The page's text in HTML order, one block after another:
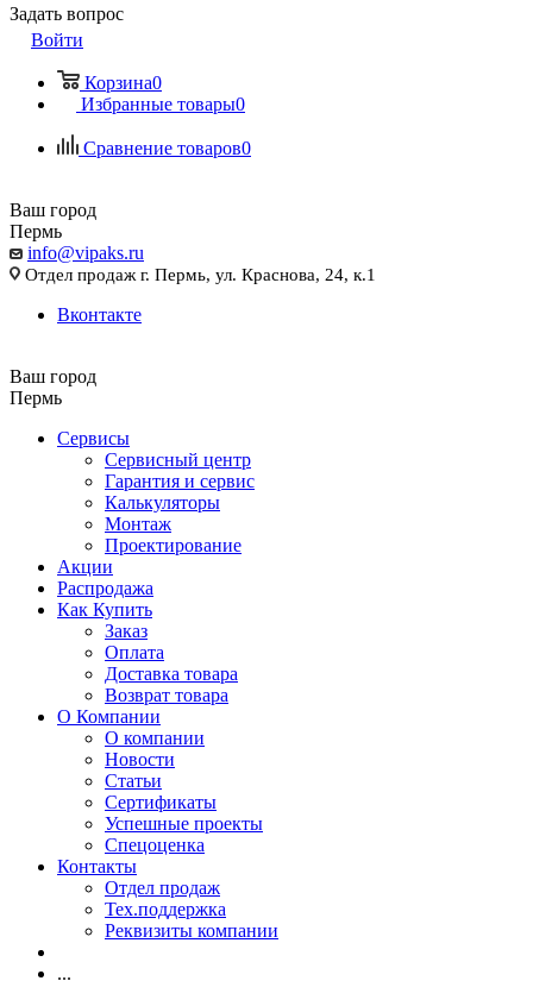
Задать вопрос
Войти
Корзина0
Избранные товары0
Сравнение товаров0
Ваш город
Пермь
info@vipaks.ru
Отдел продаж г. Пермь, ул. Краснова, 24, к.1
Вконтакте
Ваш город
Пермь
Сервисы
Сервисный центр
Гарантия и сервис
Калькуляторы
Монтаж
Проектирование
Акции
Распродажа
Как Купить
Заказ
Оплата
Доставка товара
Возврат товара
О Компании
О компании
Новости
Статьи
Сертификаты
Успешные проекты
Спецоценка
Контакты
Отдел продаж
Тех.поддержка
Реквизиты компании
...